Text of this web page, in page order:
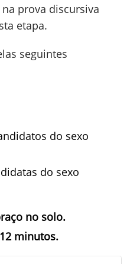
prova discursiva
etapa.
seguintes
do sexo
do sexo
no solo.
minutos.